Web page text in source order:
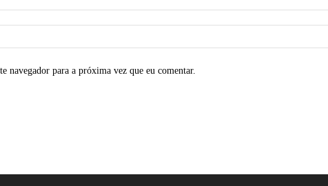
navegador para a próxima vez que eu comentar.